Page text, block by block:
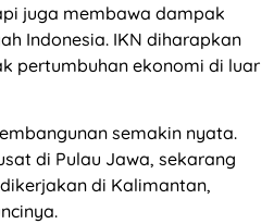
juga membawa dampak
Indonesia. IKN diharapkan
pertumbuhan ekonomi di luar
semakin nyata.
di Pulau Jawa, sekarang
di Kalimantan,